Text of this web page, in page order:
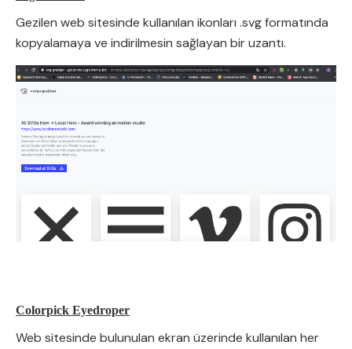
Gezilen web sitesinde kullanılan ikonları .svg formatında
kopyalamaya ve indirilmesin sağlayan bir uzantı.
Colorpick Eyedroper
Web sitesinde bulunulan ekran üzerinde kullanılan her